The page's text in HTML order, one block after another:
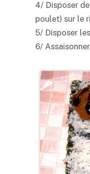
4/ Disposer
poulet) sur le
5/ Disposer
6/